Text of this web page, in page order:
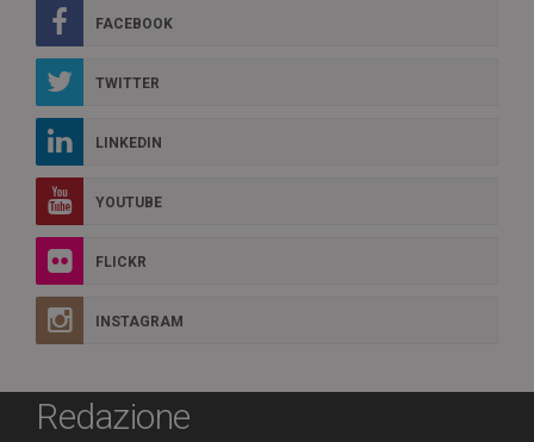
FACEBOOK
TWITTER
LINKEDIN
YOUTUBE
FLICKR
INSTAGRAM
Redazione